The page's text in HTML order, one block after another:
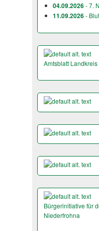
04.09.2026- 7.
11.09.2026-
Amtsblatt Landkreis
Bürgerinitiative für
Niederfrohna